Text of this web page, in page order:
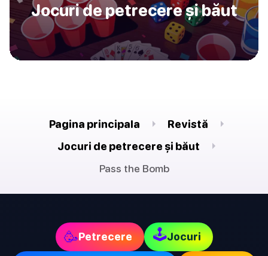
Jocuri de petrecere și băut
Pagina principala
Revistă
Jocuri de petrecere și băut
Pass the Bomb
🥳Petrecere 🕹Jocuri